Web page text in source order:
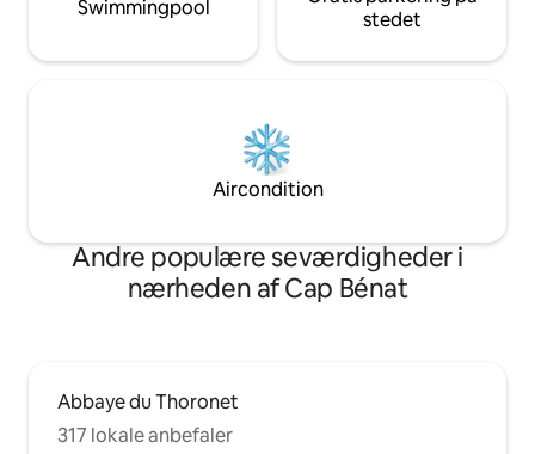
Swimmingpool
stedet
Aircondition
Andre populære seværdigheder i
nærheden af Cap Bénat
Abbaye du Thoronet
317 lokale anbefaler